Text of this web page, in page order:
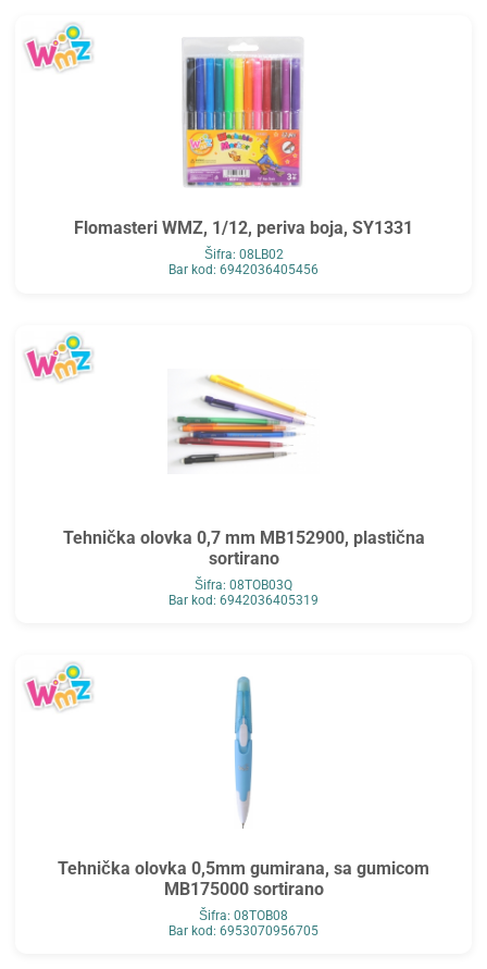
Flomasteri WMZ, 1/12, periva boja, SY1331
Šifra: 08LB02
Bar kod: 6942036405456
Tehnička olovka 0,7 mm MB152900, plastična
sortirano
Šifra: 08TOB03Q
Bar kod: 6942036405319
Tehnička olovka 0,5mm gumirana, sa gumicom
MB175000 sortirano
Šifra: 08TOB08
Bar kod: 6953070956705